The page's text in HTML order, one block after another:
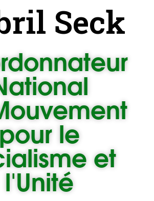
Seck
pour le
et
l'Unité